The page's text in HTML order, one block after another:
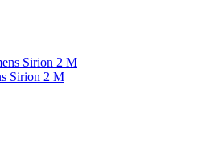
Sirion 2 M